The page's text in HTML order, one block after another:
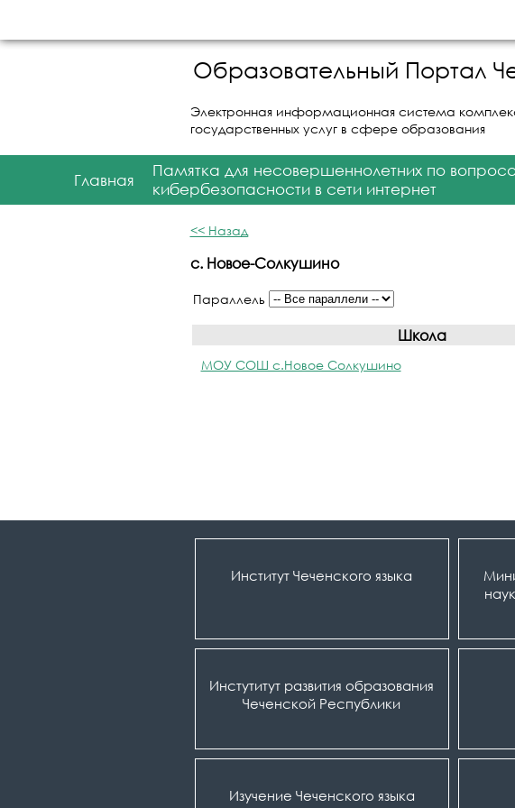
Образовательный Портал
Электронная информационная система
государственных услуг в сфере образования
Главная
Памятка для несовершеннолетних по
кибербезопасности в сети интернет
<< Назад
с. Новое-Солкушино
Параллель
Школа
МОУ СОШ с.Новое Солкушино
Институт Чеченского языка
Инстутитут развития образования
Чеченской Республики
Изучение Чеченского языка